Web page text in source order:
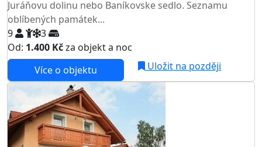
Juráňovu dolinu nebo Baníkovske sedlo. Seznamu
oblíbených památek...
9
3
Od: 1.400 Kčza objekt a noc
Více o objektu
Uložit na později